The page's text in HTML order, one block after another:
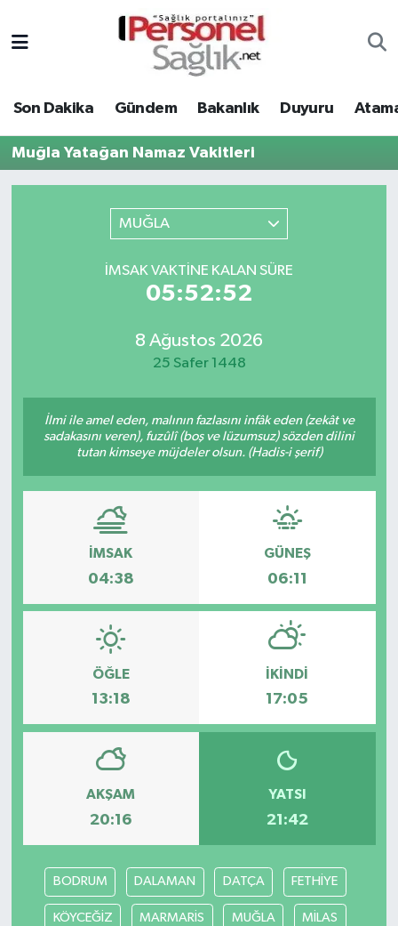
Son Dakika Gündem Bakanlık Duyuru
Muğla Yatağan Namaz Vakitleri
MUĞLA
İMSAK VAKTINE KALAN SÜRE
05:52:52
8 Ağustos 2026
25 Safer 1448
İlmi ile amel eden, malının fazlasını infâk eden (zekât ve
sadakasını veren), fuzûlî (boş ve lüzumsuz) sözden dilini
tutan kimseye müjdeler olsun. (Hadis-i şerif)
İMSAK
04:38
GÜNEŞ
06:11
ÖĞLE
13:18
İKINDI
17:05
AKŞAM
20:16
YATSI
21:42
BODRUM DALAMAN DATÇA FETHİYE
KÖYCEĞİZ MARMARİS MUĞLA MİLAS
Gündem
Bakanlık
Nöbetçi Eczaneler
Hava Durumu
Trafik Durumu
Son Dakika Haberleri